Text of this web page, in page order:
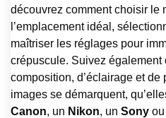
découvrez comment choisir le
l’emplacement idéal,
maîtriser les réglages pour
crépuscule. Suivez également
composition, d’éclairage et
images se démarquent,
Canon, un Nikon, un Sony